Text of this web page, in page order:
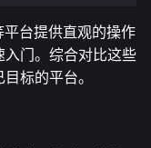
台提供直观的操作
入门。综合对比这些
标的平台。